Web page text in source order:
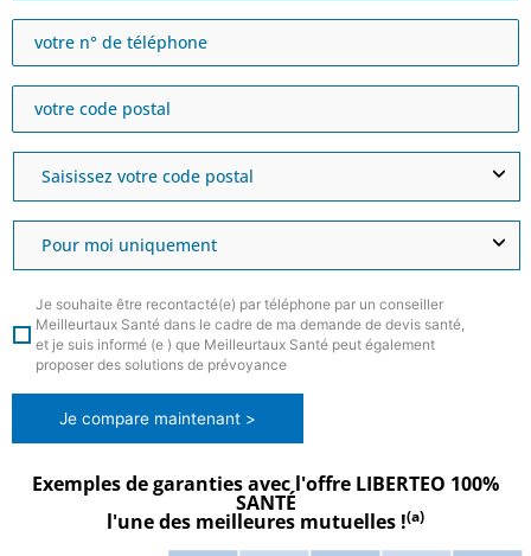
Exemples de garanties avec l'offre LIBERTEO 100%
SANTÉ
l'une des meilleures mutuelles !(a)
Je souhaite être recontacté(e) par téléphone par un conseiller
Meilleurtaux Santé dans le cadre de ma demande de devis santé,
et je suis informé (e ) que Meilleurtaux Santé peut également
proposer des solutions de prévoyance
Je compare maintenant >